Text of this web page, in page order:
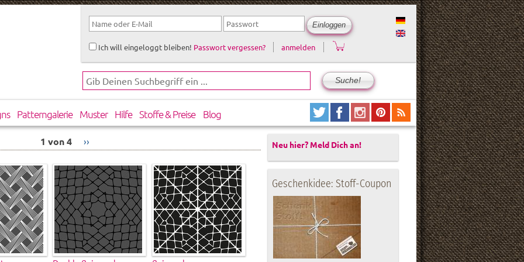
Ich will eingeloggt bleiben! Passwort vergessen? anmelden
Patterngalerie Muster Hilfe Stoffe & Preise Blog
1 von 4 ›› Neu hier? Meld Dich an!
Geschenkidee: Stoff-Coupon